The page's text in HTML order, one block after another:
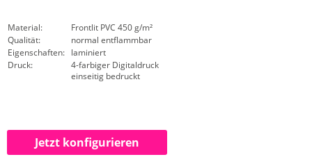
Material:
Frontlit PVC 450 g/m²
Qualität:
normal entflammbar
Eigenschaften: laminiert
Druck:
4-farbiger Digitaldruck
einseitig bedruckt
Jetzt konfigurieren